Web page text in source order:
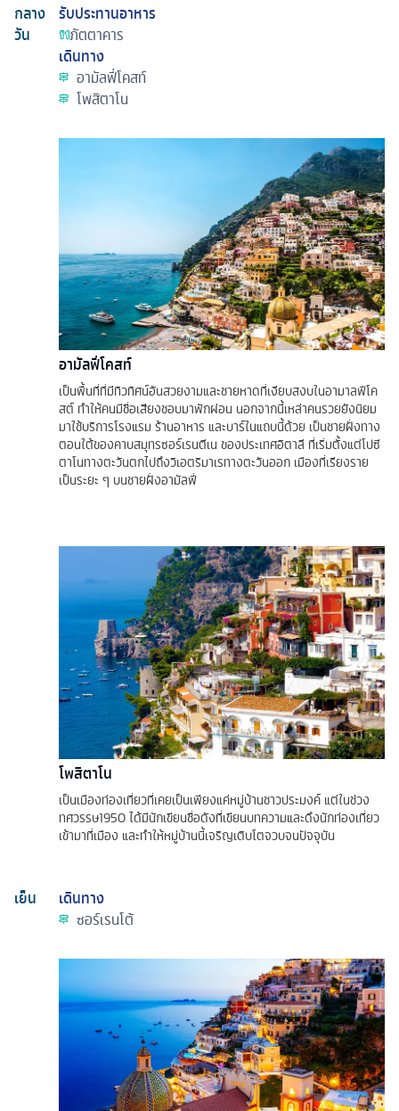
กลาง
วัน
รับประทานอาหาร
ภัตตาคาร
เดินทาง
อามัลฟี่โคสท์
โพสิตาโน
อามัลฟี่โคสท์
เป็นพื้นที่ที่มีทิวทิศน์อันสวยงามและชายหาดที่เงียบสงบในอามาลฟีโค
สต์ ทำให้คนมีชื่อเสียงชอบมาพักผ่อน นอกจากนี้เหล่าคนรวยยังนิยม
มาใช้บริการโรงแรม ร้านอาหาร และบาร์ในแถบนี้ด้วย เป็นชายฝั่งทาง
ตอนใต้ของคาบสมุทรซอร์เรนตีเน ของประเทศอิตาลี ที่เริ่มตั้งแต่โปซี
ตาโนทางตะวันตกไปถึงวิเอตริมาเรทางตะวันออก เมืองที่เรียงราย
เป็นระยะ ๆ บนชายฝั่งอามัลฟี่
โพสิตาโน
เป็นเมืองท่องเที่ยวที่เคยเป็นเพียงแค่หมู่บ้านชาวประมงค์ แต่ในช่วง
ทศวรรษ1950 ได้มีนักเขียนชื่อดังที่เขียนบทความและดึงนักท่องเที่ยว
เข้ามาที่เมือง และทำให้หมู่บ้านนี้เจริญเติบโตจวบจนปัจจุบัน
เย็น
เดินทาง
ซอร์เรนโต้